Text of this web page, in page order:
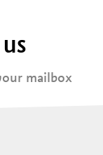
mailbox